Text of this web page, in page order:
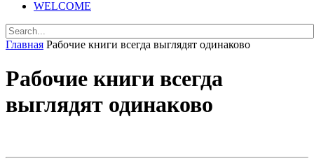
WELCOME
Главная Рабочие книги всегда выглядят одинаково
Рабочие книги всегда
выглядят одинаково